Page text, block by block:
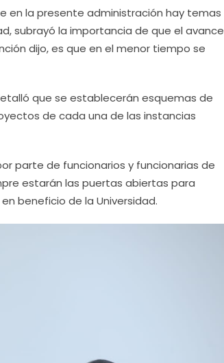
en la presente administración hay temas
subrayó la importancia de que el avance
dijo, es que en el menor tiempo se
que se establecerán esquemas de
de cada una de las instancias
parte de funcionarios y funcionarias de
estarán las puertas abiertas para
beneficio de la Universidad.